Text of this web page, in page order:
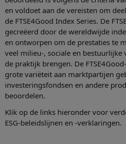
en voldoet aan de vereisten om
de FTSE4Good Index Series. De
gecreëerd door de wereldwijde
en ontworpen om de prestaties te
veel milieu-, sociale en
de praktijk brengen. De
grote variëteit aan marktpartijen
investeringsfondsen en andere
beoordelen.
Klik op de links hieronder voor
ESG-beleidslijnen en -verklaringen.